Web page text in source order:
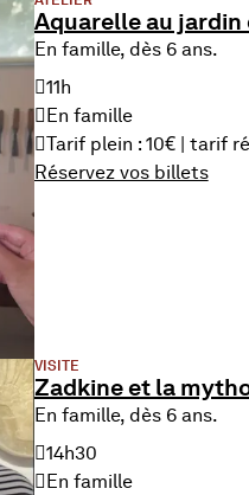
Aquarelle au
En famille, dès 6 ans.
11h
En famille
Tarif plein : 10€ | tarif
Réservez vos billets
VISITE
Zadkine et la
En famille, dès 6 ans.
14h30
En famille